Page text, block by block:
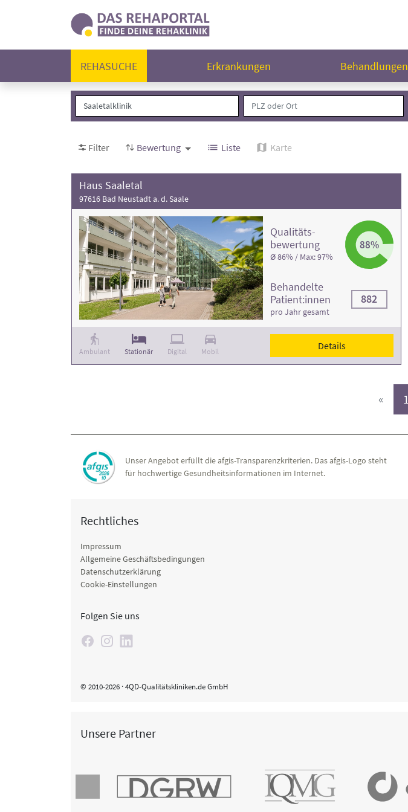
REHASUCHE Erkrankungen Behandlungen
Filter Bewertung Liste Karte
Haus Saaletal
97616 Bad Neustadt a. d. Saale
Ambulant Stationär Digital Mobil
Qualitäts­
bewertung
Ø 86% / Max: 97%
88%
Behandelte
Patient:innen
pro Jahr gesamt
882
Details
« 1
Unser Angebot erfüllt die afgis-Transparenzkriterien. Das afgis-Logo steht
für hochwertige Gesundheitsinformationen im Internet.
Rechtliches
Impressum
Allgemeine Geschäftsbedingungen
Datenschutzerklärung
Cookie-Einstellungen
Folgen Sie uns
© 2010-2026 · 4QD-Qualitätskliniken.de GmbH
Unsere Partner